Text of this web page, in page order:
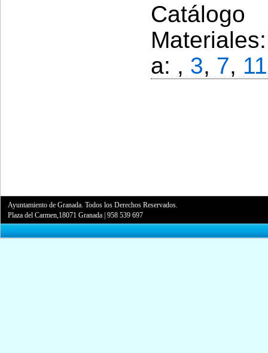
a: , 3, 7, 11
Ayuntamiento de Granada. Todos los Derechos Reservados.
Plaza del Carmen,18071 Granada |958 539 697